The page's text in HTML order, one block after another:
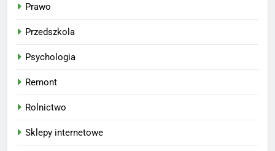
Prawo
Przedszkola
Psychologia
Remont
Rolnictwo
Sklepy internetowe